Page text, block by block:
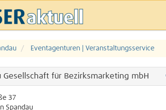
Eventagenturen | Veranstaltungsservice
Gesellschaft für Bezirksmarketing mbH
37
Spandau